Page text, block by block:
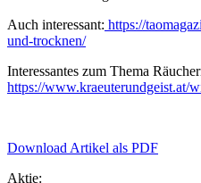
Auch interessant: https://
und-trocknen/
Interessantes zum Thema
https://www.kraeuterundgeist.at/
Download Artikel als PDF
Aktie: